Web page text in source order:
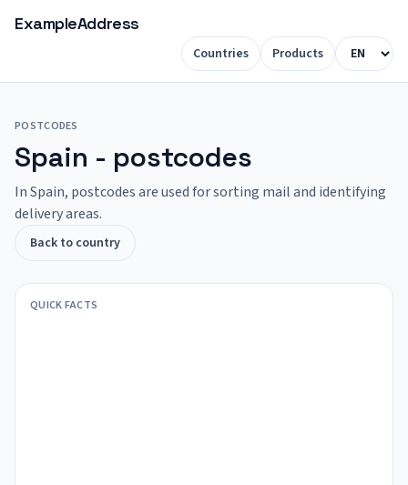
ExampleAddress
Countries Products
POSTCODES
Spain - postcodes
In Spain, postcodes are used for sorting mail and identifying
delivery areas.
Back to country
QUICK FACTS